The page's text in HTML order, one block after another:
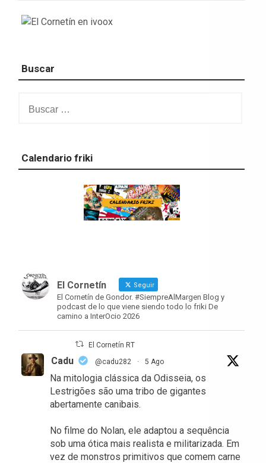
Buscar
Calendario friki
El Cornetín Seguir
El Cornetín de Gondor. #SiempreAlMargen Blog y
podcast de lo que viene siendo todo lo friki De
camino a InterOcio 2026
El Cornetín RT
Cadu @cadu282 · 5 Ago
Na mitologia clássica da Odisseia, os
Lestrigões são uma tribo de gigantes
abertamente canibais.
No filme do Nolan, ele adaptou a sequência
sob uma ótica mais realista e militarizada. Em
vez de monstros primitivos que comem carne